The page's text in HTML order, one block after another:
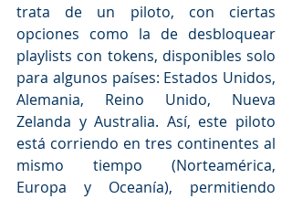
trata de un piloto, con ciertas
opciones como la de desbloquear
playlists con tokens, disponibles solo
para algunos países: Estados Unidos,
Alemania, Reino Unido, Nueva
Zelanda y Australia. Así, este piloto
está corriendo en tres continentes al
mismo tiempo (Norteamérica,
Europa y Oceanía), permitiendo